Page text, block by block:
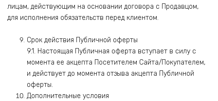
лицам, действующим на основании договора с Продавцом,
для исполнения обязательств перед клиентом.
Срок действия Публичной оферты
9.1. Настоящая Публичная оферта вступает в силу с
момента ее акцепта Посетителем Сайта/Покупателем,
и действует до момента отзыва акцепта Публичной
оферты.
Дополнительные условия